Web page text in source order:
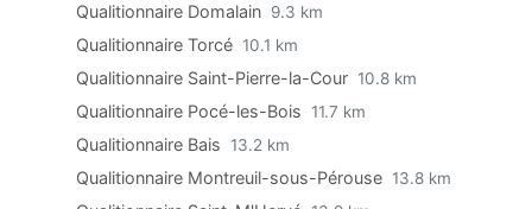
Qualitionnaire Domalain 9.3 km
Qualitionnaire Torcé 10.1 km
Qualitionnaire Saint-Pierre-la-Cour 10.8 km
Qualitionnaire Pocé-les-Bois 11.7 km
Qualitionnaire Bais 13.2 km
Qualitionnaire Montreuil-sous-Pérouse 13.8 km